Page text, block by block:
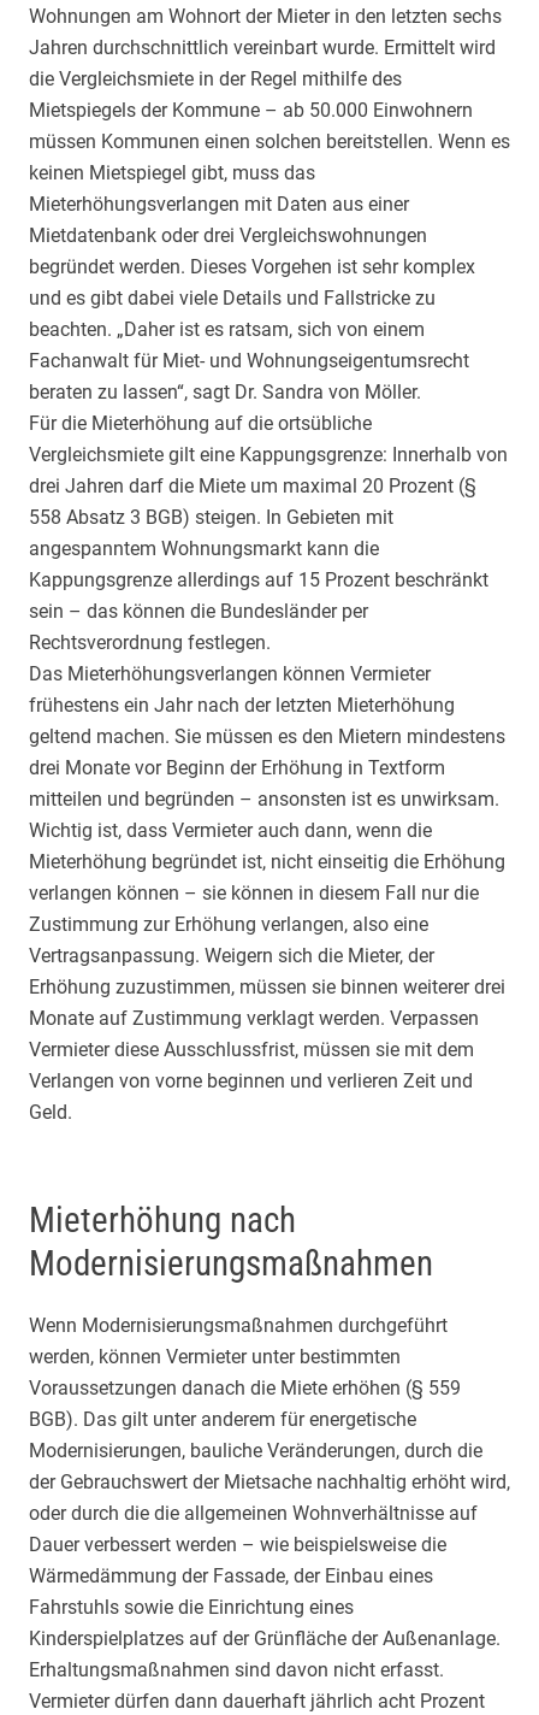
Wohnungen am Wohnort der Mieter in den letzten sechs
Jahren durchschnittlich vereinbart wurde. Ermittelt wird
die Vergleichsmiete in der Regel mithilfe des
Mietspiegels der Kommune – ab 50.000 Einwohnern
müssen Kommunen einen solchen bereitstellen. Wenn es
keinen Mietspiegel gibt, muss das
Mieterhöhungsverlangen mit Daten aus einer
Mietdatenbank oder drei Vergleichswohnungen
begründet werden. Dieses Vorgehen ist sehr komplex
und es gibt dabei viele Details und Fallstricke zu
beachten. „Daher ist es ratsam, sich von einem
Fachanwalt für Miet- und Wohnungseigentumsrecht
beraten zu lassen“, sagt Dr. Sandra von Möller.
Für die Mieterhöhung auf die ortsübliche
Vergleichsmiete gilt eine Kappungsgrenze: Innerhalb von
drei Jahren darf die Miete um maximal 20 Prozent (§
558 Absatz 3 BGB) steigen. In Gebieten mit
angespanntem Wohnungsmarkt kann die
Kappungsgrenze allerdings auf 15 Prozent beschränkt
sein – das können die Bundesländer per
Rechtsverordnung festlegen.
Das Mieterhöhungsverlangen können Vermieter
frühestens ein Jahr nach der letzten Mieterhöhung
geltend machen. Sie müssen es den Mietern mindestens
drei Monate vor Beginn der Erhöhung in Textform
mitteilen und begründen – ansonsten ist es unwirksam.
Wichtig ist, dass Vermieter auch dann, wenn die
Mieterhöhung begründet ist, nicht einseitig die Erhöhung
verlangen können – sie können in diesem Fall nur die
Zustimmung zur Erhöhung verlangen, also eine
Vertragsanpassung. Weigern sich die Mieter, der
Erhöhung zuzustimmen, müssen sie binnen weiterer drei
Monate auf Zustimmung verklagt werden. Verpassen
Vermieter diese Ausschlussfrist, müssen sie mit dem
Verlangen von vorne beginnen und verlieren Zeit und
Geld.
Mieterhöhung nach
Modernisierungsmaßnahmen
Wenn Modernisierungsmaßnahmen durchgeführt
werden, können Vermieter unter bestimmten
Voraussetzungen danach die Miete erhöhen (§ 559
BGB). Das gilt unter anderem für energetische
Modernisierungen, bauliche Veränderungen, durch die
der Gebrauchswert der Mietsache nachhaltig erhöht wird,
oder durch die die allgemeinen Wohnverhältnisse auf
Dauer verbessert werden – wie beispielsweise die
Wärmedämmung der Fassade, der Einbau eines
Fahrstuhls sowie die Einrichtung eines
Kinderspielplatzes auf der Grünfläche der Außenanlage.
Erhaltungsmaßnahmen sind davon nicht erfasst.
Vermieter dürfen dann dauerhaft jährlich acht Prozent